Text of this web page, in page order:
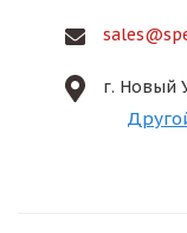
г. Новый